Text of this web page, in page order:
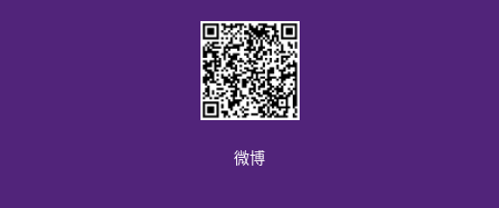
w
t
a
)
微博